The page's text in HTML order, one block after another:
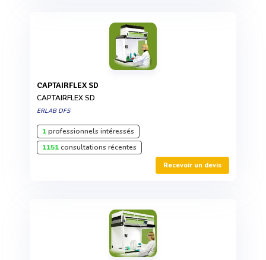
CAPTAIRFLEX SD
CAPTAIRFLEX SD
ERLAB DFS
1professionnels intéressés
1151consultations récentes
Recevoir un devis